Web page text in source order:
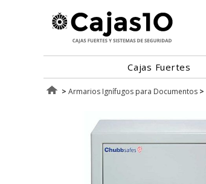
Cajas Fuertes
> Armarios Ignífugos para Documentos >